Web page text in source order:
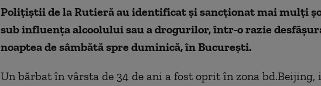
Polițiștii de la Rutieră au identificat și sancționat mai mulți
sub influența alcoolului sau a drogurilor, într-o razie
noaptea de sâmbătă spre duminică, în București.
Un bărbat în vârsta de 34 de ani a fost oprit în zona